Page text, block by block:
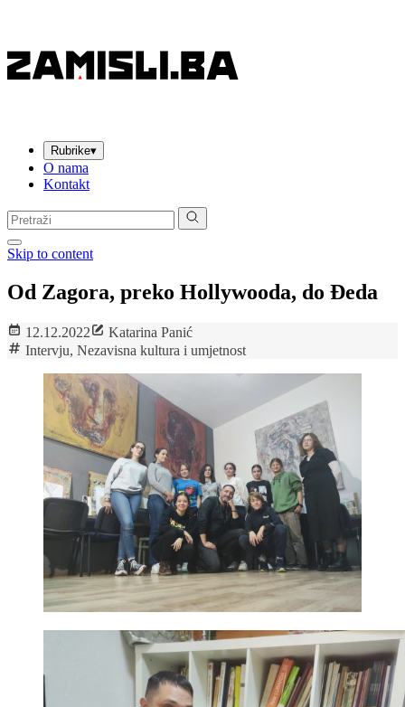
Rubrike▾
O nama
Kontakt
Pretraga:
Skip to content
Od Zagora, preko Hollywooda, do Đeda
12.12.2022
Katarina Panić
Intervju, Nezavisna kultura i umjetnost